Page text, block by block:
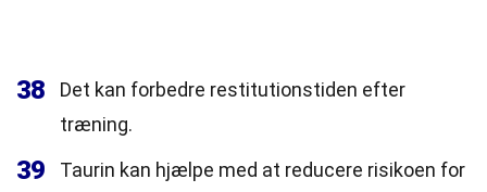
38
Det kan forbedre restitutionstiden efter
træning.
39
Taurin kan hjælpe med at reducere risikoen for